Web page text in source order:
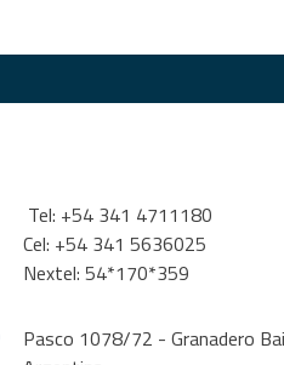
Cel: +54 341 5636025
Nextel: 54*170*359
Pasco 1078/72 - Granadero